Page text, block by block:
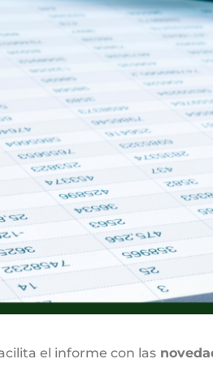
el informe con las